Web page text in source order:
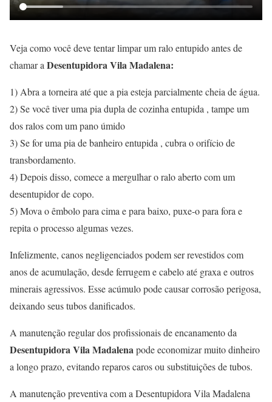
Veja como você deve tentar limpar um ralo entupido antes de
chamar aDesentupidora Vila Madalena:
1) Abra a torneira até que a pia esteja parcialmente cheia de água.
2) Se você tiver uma pia dupla de cozinha entupida , tampe um
dos ralos com um pano úmido
3) Se for uma pia de banheiro entupida , cubra o orifício de
transbordamento.
4) Depois disso, comece a mergulhar o ralo aberto com um
desentupidor de copo.
5) Mova o êmbolo para cima e para baixo, puxe-o para fora e
repita o processo algumas vezes.
Infelizmente, canos negligenciados podem ser revestidos com
anos de acumulação, desde ferrugem e cabelo até graxa e outros
minerais agressivos. Esse acúmulo pode causar corrosão perigosa,
deixando seus tubos danificados.
A manutenção regular dos profissionais de encanamento da
Desentupidora Vila Madalenapode economizar muito dinheiro
a longo prazo, evitando reparos caros ou substituições de tubos.
A manutenção preventiva com a Desentupidora Vila Madalena